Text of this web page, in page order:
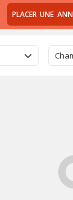
PLACER UNE